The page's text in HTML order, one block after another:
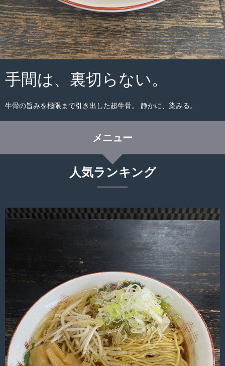
手間は、裏切らない。
牛骨の旨みを極限まで引き出した超牛骨。 静かに、染みる。
メニュー
人気ランキング